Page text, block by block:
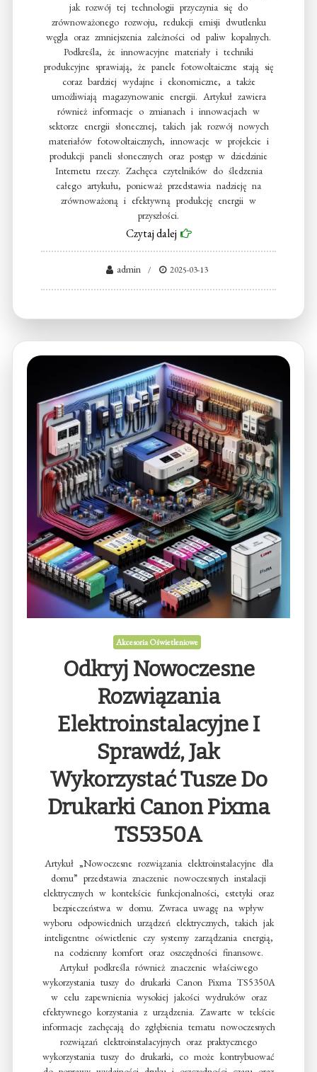
jak rozwój tej technologii przyczynia się do
zrównoważonego rozwoju, redukcji emisji dwutlenku
węgla oraz zmniejszenia zależności od paliw kopalnych.
Podkreśla, że innowacyjne materiały i techniki
produkcyjne sprawiają, że panele fotowoltaiczne stają się
coraz bardziej wydajne i ekonomiczne, a także
umożliwiają magazynowanie energii. Artykuł zawiera
również informacje o zmianach i innowacjach w
sektorze energii słonecznej, takich jak rozwój nowych
materiałów fotowoltaicznych, innowacje w projekcie i
produkcji paneli słonecznych oraz postęp w dziedzinie
Internetu rzeczy. Zachęca czytelników do śledzenia
całego artykułu, ponieważ przedstawia nadzieję na
zrównoważoną i efektywną produkcję energii w
przyszłości.
Czytaj dalej
admin 2025-03-13
Akcesoria Oświetleniowe
Odkryj Nowoczesne
Rozwiązania
Elektroinstalacyjne I
Sprawdź, Jak
Wykorzystać Tusze Do
Drukarki Canon Pixma
TS5350A
Artykuł „Nowoczesne rozwiązania elektroinstalacyjne dla
domu” przedstawia znaczenie nowoczesnych instalacji
elektrycznych w kontekście funkcjonalności, estetyki oraz
bezpieczeństwa w domu. Zwraca uwagę na wpływ
wyboru odpowiednich urządzeń elektrycznych, takich jak
inteligentne oświetlenie czy systemy zarządzania energią,
na codzienny komfort oraz oszczędności finansowe.
Artykuł podkreśla również znaczenie właściwego
wykorzystania tuszy do drukarki Canon Pixma TS5350A
w celu zapewnienia wysokiej jakości wydruków oraz
efektywnego korzystania z urządzenia. Zawarte w tekście
informacje zachęcają do zgłębienia tematu nowoczesnych
rozwiązań elektroinstalacyjnych oraz praktycznego
wykorzystania tuszy do drukarki, co może kontrybuować